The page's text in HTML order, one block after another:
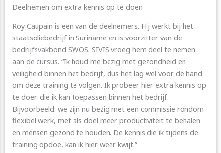
Deelnemen om extra kennis op te doen
Roy Caupain is een van de deelnemers. Hij werkt bij het
staatsoliebedrijf in Suriname en is voorzitter van de
bedrijfsvakbond SWOS. SIVIS vroeg hem deel te nemen
aan de cursus. “Ik houd me bezig met gezondheid en
veiligheid binnen het bedrijf, dus het lag wel voor de hand
om deze training te volgen. Ik probeer hier extra kennis op
te doen die ik kan toepassen binnen het bedrijf.
Bijvoorbeeld: we zijn nu bezig met een commissie rondom
flexibel werk, met als doel meer productiviteit te behalen
en mensen gezond te houden. De kennis die ik tijdens de
training opdoe, kan ik hier weer kwijt.”